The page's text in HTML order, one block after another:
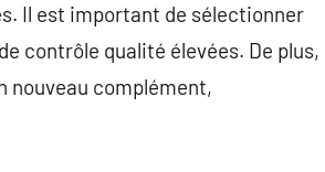
Il est important de sélectionner
contrôle qualité élevées. De plus,
nouveau complément,